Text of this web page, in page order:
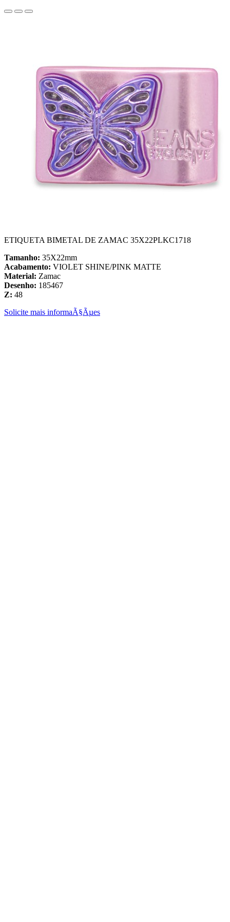
ETIQUETA BIMETAL DE ZAMAC 35X22PLKC1718
Tamanho: 35X22mm
Acabamento: VIOLET SHINE/PINK MATTE
Material: Zamac
Desenho: 185467
Z: 48
Solicite mais informaÃ§Ãµes